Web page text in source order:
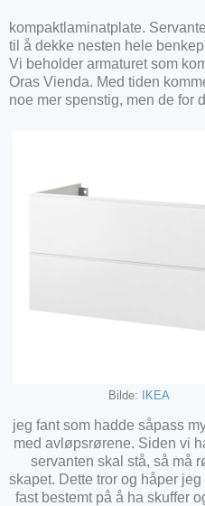
kompaktlaminatplate.
til å dekke nesten hele
Vi beholder armaturet som
Oras Vienda. Med tiden
noe mer spenstig, men de for
Bilde: IKEA
jeg fant som hadde såpass
med avløpsrørene. Siden vi
servanten skal stå, så må
skapet. Dette tror og håper
fast bestemt på å ha skuffer